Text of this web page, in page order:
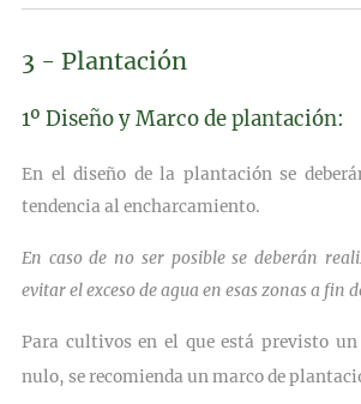
3 - Plantación
1º Diseño y Marco de plantación:
En el diseño de la plantación se
tendencia al encharcamiento.
En caso de no ser posible se deberán
evitar el exceso de agua en esas zonas a fin
Para cultivos en el que está previsto un
nulo, se recomienda unmarco de